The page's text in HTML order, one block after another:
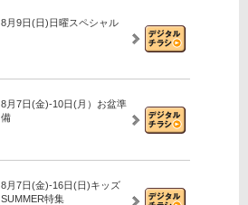
8月9日(日)日曜スペシャル
8月7日(金)-10日(月）お盆準
備
8月7日(金)-16日(日)キッズ
SUMMER特集